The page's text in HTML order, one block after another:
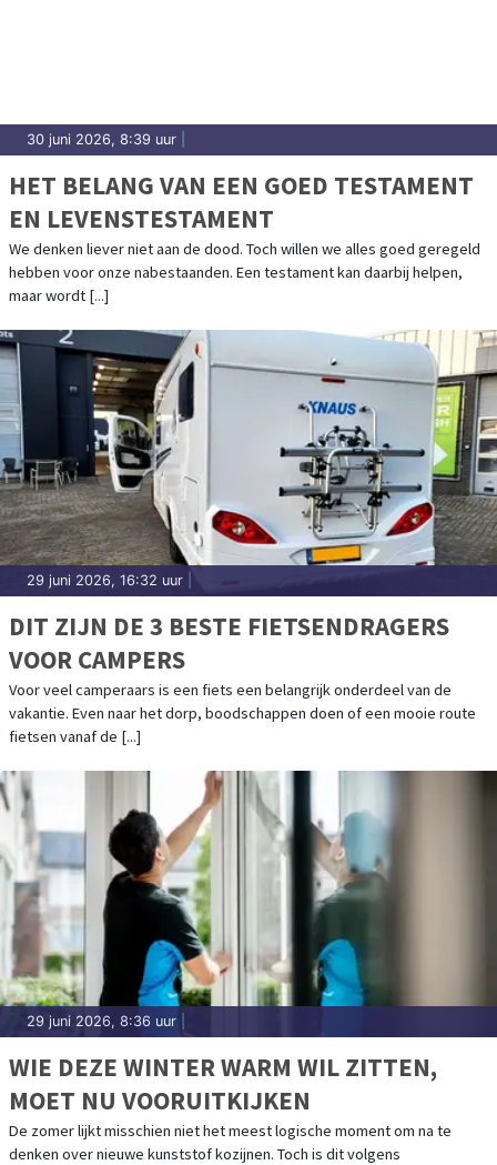
30 juni 2026, 8:39 uur
HET BELANG VAN EEN GOED TESTAMENT
EN LEVENSTESTAMENT
We denken liever niet aan de dood. Toch willen we alles goed geregeld
hebben voor onze nabestaanden. Een testament kan daarbij helpen,
maar wordt [...]
29 juni 2026, 16:32 uur
DIT ZIJN DE 3 BESTE FIETSENDRAGERS
VOOR CAMPERS
Voor veel camperaars is een fiets een belangrijk onderdeel van de
vakantie. Even naar het dorp, boodschappen doen of een mooie route
fietsen vanaf de [...]
29 juni 2026, 8:36 uur
WIE DEZE WINTER WARM WIL ZITTEN,
MOET NU VOORUITKIJKEN
De zomer lijkt misschien niet het meest logische moment om na te
denken over nieuwe kunststof kozijnen. Toch is dit volgens